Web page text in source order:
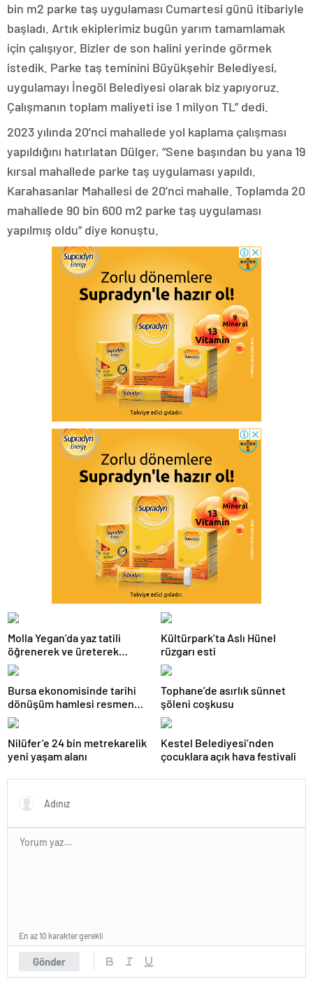
bin m2 parke taş uygulaması Cumartesi günü itibariyle
başladı. Artık ekiplerimiz bugün yarım tamamlamak
için çalışıyor. Bizler de son halini yerinde görmek
istedik. Parke taş teminini Büyükşehir Belediyesi,
uygulamayı İnegöl Belediyesi olarak biz yapıyoruz.
Çalışmanın toplam maliyeti ise 1 milyon TL” dedi.
2023 yılında 20’nci mahallede yol kaplama çalışması
yapıldığını hatırlatan Dülger, “Sene başından bu yana 19
kırsal mahallede parke taş uygulaması yapıldı.
Karahasanlar Mahallesi de 20’nci mahalle. Toplamda 20
mahallede 90 bin 600 m2 parke taş uygulaması
yapılmış oldu” diye konuştu.
Molla Yegan’da yaz tatili
öğrenerek ve üreterek
geçiyor
Kültürpark’ta Aslı Hünel
rüzgarı esti
Bursa ekonomisinde tarihi
dönüşüm hamlesi resmen
başladı
Tophane’de asırlık sünnet
şöleni coşkusu
Nilüfer’e 24 bin metrekarelik
yeni yaşam alanı
Kestel Belediyesi’nden
çocuklara açık hava festivali
Gönder
En az 10 karakter gerekli